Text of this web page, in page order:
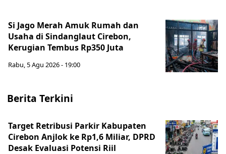
Si Jago Merah Amuk Rumah dan
Usaha di Sindanglaut Cirebon,
Kerugian Tembus Rp350 Juta
Rabu, 5 Agu 2026 - 19:00
Berita Terkini
Target Retribusi Parkir Kabupaten
Cirebon Anjlok ke Rp1,6 Miliar, DPRD
Desak Evaluasi Potensi Riil